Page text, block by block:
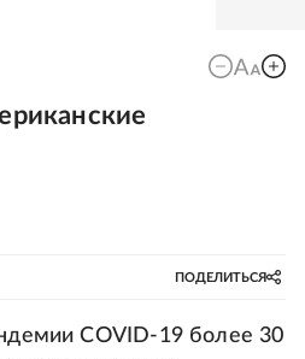
ПОДЕЛИТЬСЯ
COVID-19 более 30